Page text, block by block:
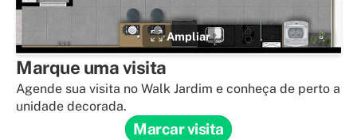
Ampliar
Marque uma visita
Agende sua visita no Walk Jardim e conheça de perto a
unidade decorada.
Marcar visita